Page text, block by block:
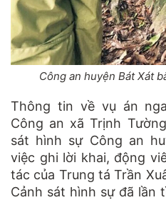
Công an huyện Bát Xát
Thông tin về vụ án
Công an xã Trịnh
sát hình sự Công an
việc ghi lời khai, động
tác của Trung tá Trần
Cảnh sát hình sự đã lần